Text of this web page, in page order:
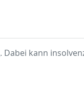
. Dabei kann